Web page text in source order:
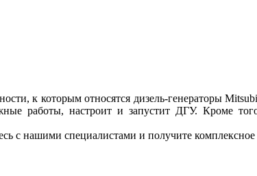
к которым относятся дизель-генераторы
работы, настроит и запустит ДГУ. Кроме
с нашими специалистами и получите